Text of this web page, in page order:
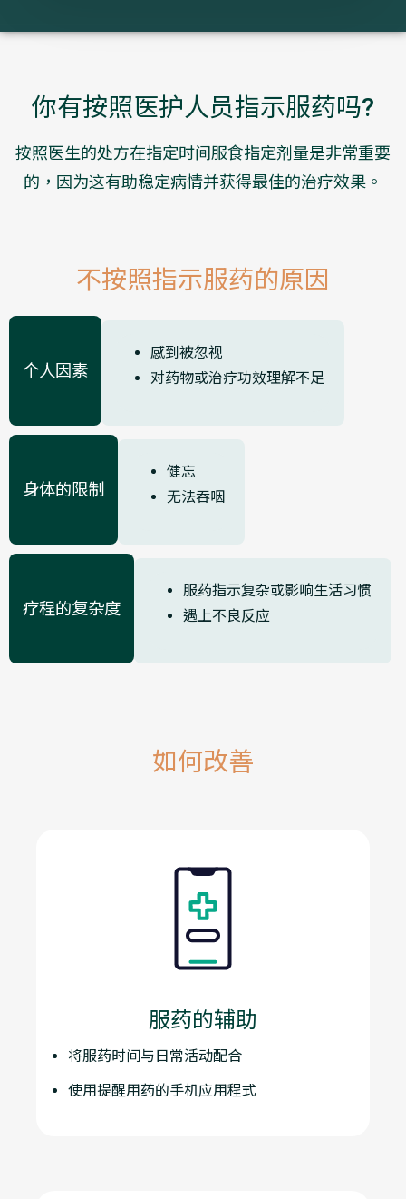
你有按照医护人员指示服药吗?
按照医生的处方在指定时间服食指定剂量是非常重要
的，因为这有助稳定病情并获得最佳的治疗效果。
不按照指示服药的原因
个人因素
感到被忽视
对药物或治疗功效理解不足
身体的限制
健忘
无法吞咽
疗程的复杂度
服药指示复杂或影响生活习惯
遇上不良反应
如何改善
服药的辅助
将服药时间与日常活动配合
使用提醒用药的手机应用程式